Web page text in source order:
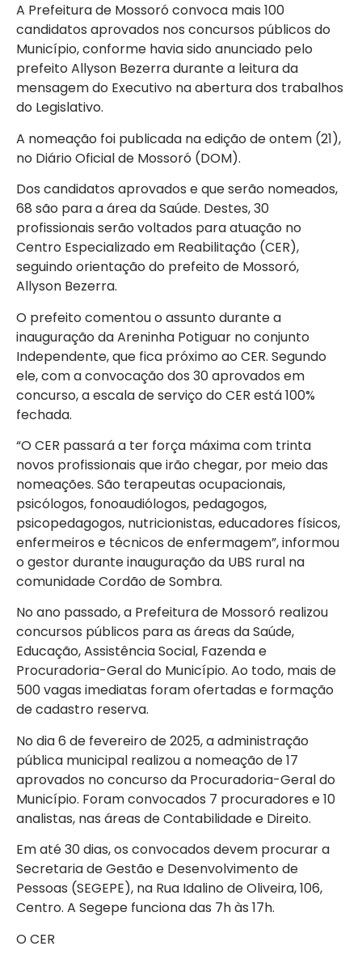
A Prefeitura de Mossoró convoca mais 100
candidatos aprovados nos concursos públicos do
Município, conforme havia sido anunciado pelo
prefeito Allyson Bezerra durante a leitura da
mensagem do Executivo na abertura dos trabalhos
do Legislativo.
A nomeação foi publicada na edição de ontem (21),
no Diário Oficial de Mossoró (DOM).
Dos candidatos aprovados e que serão nomeados,
68 são para a área da Saúde. Destes, 30
profissionais serão voltados para atuação no
Centro Especializado em Reabilitação (CER),
seguindo orientação do prefeito de Mossoró,
Allyson Bezerra.
O prefeito comentou o assunto durante a
inauguração da Areninha Potiguar no conjunto
Independente, que fica próximo ao CER. Segundo
ele, com a convocação dos 30 aprovados em
concurso, a escala de serviço do CER está 100%
fechada.
“O CER passará a ter força máxima com trinta
novos profissionais que irão chegar, por meio das
nomeações. São terapeutas ocupacionais,
psicólogos, fonoaudiólogos, pedagogos,
psicopedagogos, nutricionistas, educadores físicos,
enfermeiros e técnicos de enfermagem”, informou
o gestor durante inauguração da UBS rural na
comunidade Cordão de Sombra.
No ano passado, a Prefeitura de Mossoró realizou
concursos públicos para as áreas da Saúde,
Educação, Assistência Social, Fazenda e
Procuradoria-Geral do Município. Ao todo, mais de
500 vagas imediatas foram ofertadas e formação
de cadastro reserva.
No dia 6 de fevereiro de 2025, a administração
pública municipal realizou a nomeação de 17
aprovados no concurso da Procuradoria-Geral do
Município. Foram convocados 7 procuradores e 10
analistas, nas áreas de Contabilidade e Direito.
Em até 30 dias, os convocados devem procurar a
Secretaria de Gestão e Desenvolvimento de
Pessoas (SEGEPE), na Rua Idalino de Oliveira, 106,
Centro. A Segepe funciona das 7h às 17h.
O CER